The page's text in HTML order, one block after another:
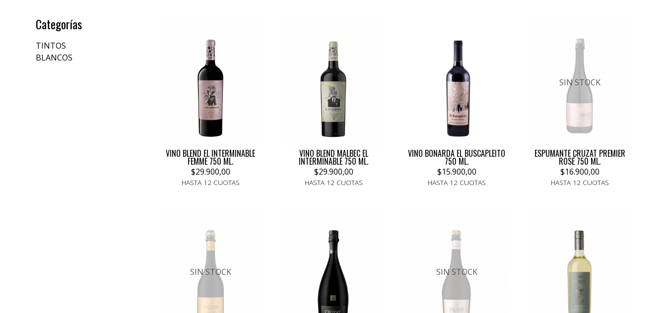
Categorías
TINTOS
BLANCOS
VINO BLEND EL INTERMINABLE
FEMME 750 ML.
$29.900,00
HASTA 12 CUOTAS
VINO BLEND MALBEC EL
INTERMINABLE 750 ML.
$29.900,00
HASTA 12 CUOTAS
VINO BONARDA EL BUSCAPLEITO
750 ML.
$15.900,00
HASTA 12 CUOTAS
SIN STOCK
ESPUMANTE CRUZAT PREMIER
ROSÉ 750 ML.
$16.900,00
HASTA 12 CUOTAS
SIN STOCK SIN STOCK